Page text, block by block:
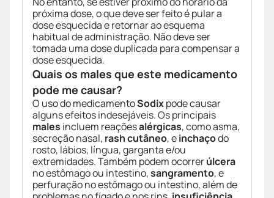
próxima dose, o que deve ser feito é pular a
dose esquecida e retornar ao esquema
habitual de administração. Não deve ser
tomada uma dose duplicada para compensar a
dose esquecida.
Quais os males que este medicamento
pode me causar?
O uso do medicamentoSodixpode causar
alguns efeitos indesejáveis. Os principais
males incluem reaçõesalérgicas, como asma,
secreção nasal, rash cutâneo, einchaçodo
rosto, lábios, língua, garganta e/ou
extremidades. Também podem ocorrerúlcera
no estômago ou intestino,sangramento, e
perfuração no estômago ou intestino, além de